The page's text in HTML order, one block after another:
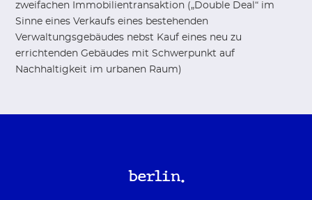
zweifachen Immobilientransaktion („Double Deal“ im
Sinne eines Verkaufs eines bestehenden
Verwaltungsgebäudes nebst Kauf eines neu zu
errichtenden Gebäudes mit Schwerpunkt auf
Nachhaltigkeit im urbanen Raum)
berlin.